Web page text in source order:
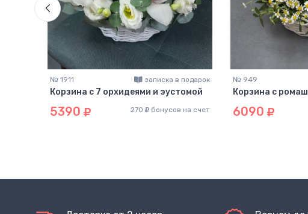
№ 1911 записка в подарок
Корзина с 7 орхидеями и эустомой
5390 270 бонусов на счет
№ 949
Корзина с
6090